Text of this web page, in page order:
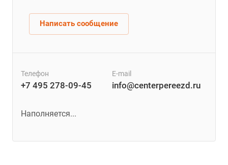
Написать сообщение
Телефон
+7 495 278-09-45
E-mail
info@centerpereezd.ru
Наполняется...